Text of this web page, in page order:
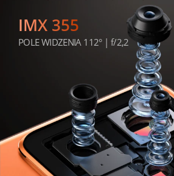
IMX 355
POLE WIDZENIA 112° | f/2,2